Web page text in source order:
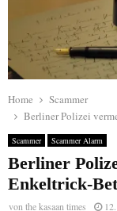
Home
Scammer
Berliner Polizei
Scammer Scammer Alarm
Berliner
Enkeltrick-
vonthe kasaan times